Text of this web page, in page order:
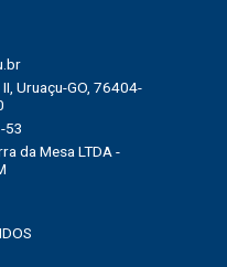
Uruaçu-GO, 76404-
53
da Mesa LTDA -